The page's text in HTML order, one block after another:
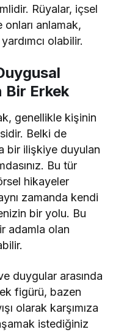
Rüyalar, içsel
onları anlamak,
olabilir.
Bir Erkek
genellikle kişinin
Belki de
bir ilişkiye duyulan
Bu tür
hikayeler
zamanda kendi
bir yolu. Bu
adamla olan
duygular arasında
figürü, bazen
olarak karşımıza
istediğiniz